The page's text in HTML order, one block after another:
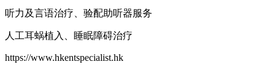
听力及言语治疗、验配助听器服务
人工耳蜗植入、睡眠障碍治疗
https://www.hkentspecialist.hk